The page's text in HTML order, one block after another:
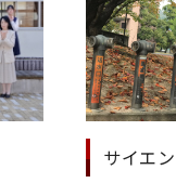
サイエ